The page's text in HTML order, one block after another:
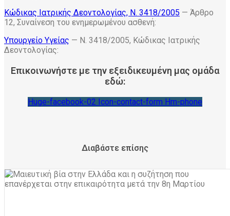
Κώδικας Ιατρικής Δεοντολογίας, Ν. 3418/2005 — Άρθρο
12, Συναίνεση του ενημερωμένου ασθενή:
Υπουργείο Υγείας — Ν. 3418/2005, Κώδικας Ιατρικής
Δεοντολογίας:
Επικοινωνήστε με την εξειδικευμένη μας ομάδα
εδώ:
Huge-facebook-02 Icon-contact-form Hm-phone
Διαβάστε επίσης